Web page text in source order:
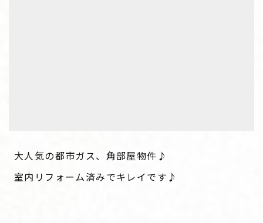
大人気の都市ガス、角部屋物件♪
室内リフォーム済みでキレイです♪